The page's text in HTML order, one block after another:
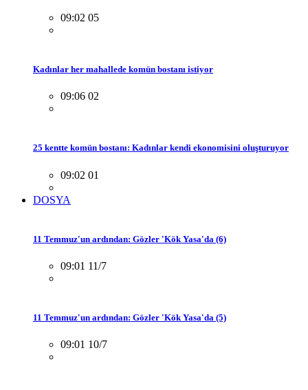
09:02 05
Kadınlar her mahallede komün bostanı istiyor
09:06 02
25 kentte komün bostanı: Kadınlar kendi ekonomisini oluşturuyor
09:02 01
DOSYA
11 Temmuz'un ardından: Gözler 'Kök Yasa'da (6)
09:01 11/7
11 Temmuz'un ardından: Gözler 'Kök Yasa'da (5)
09:01 10/7